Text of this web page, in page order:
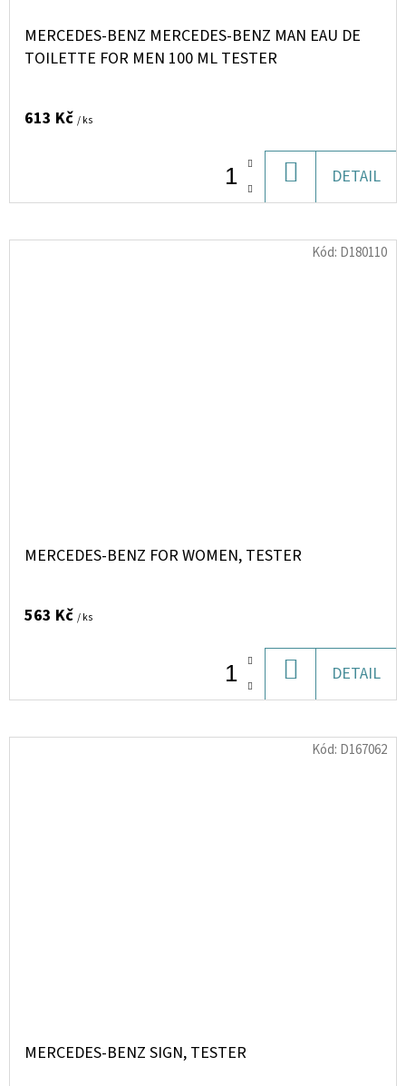
MERCEDES-BENZ MERCEDES-BENZ MAN EAU DE
TOILETTE FOR MEN 100 ML TESTER
613 Kč / ks
KOŠÍKU
DETAIL
MERCEDES-BENZ FOR WOMEN, TESTER
563 Kč / ks
KOŠÍKU
DETAIL
Kód: D180110
MERCEDES-BENZ SIGN, TESTER
Kód: D167062